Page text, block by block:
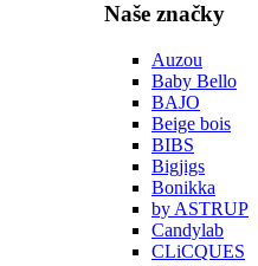
Naše značky
Auzou
Baby Bello
BAJO
Beige bois
BIBS
Bigjigs
Bonikka
by ASTRUP
Candylab
CLiCQUES